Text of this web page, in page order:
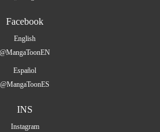
Facebook
English
@MangaToonEN
Español
@MangaToonES
INS
Instagram